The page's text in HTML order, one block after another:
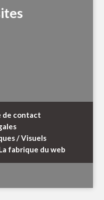
de contact
/ Visuels
fabrique du web